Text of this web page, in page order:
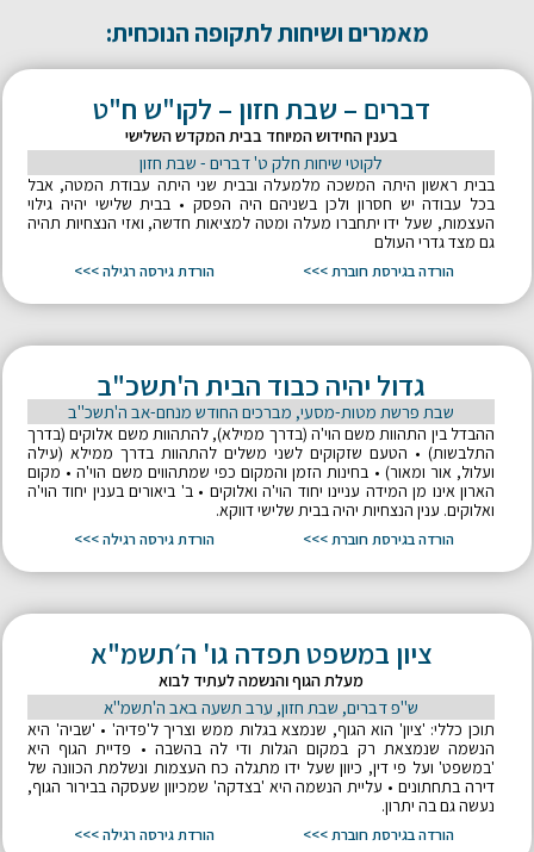
מאמרים ושיחות לתקופה הנוכחית:
דברים – שבת חזון – לקו"ש ח"ט
בענין החידוש המיוחד בבית המקדש השלישי
לקוטי שיחות חלק ט' דברים - שבת חזון
בבית ראשון היתה המשכה מלמעלה ובבית שני היתה עבודת המטה, אבל
בכל עבודה יש חסרון ולכן בשניהם היה הפסק • בבית שלישי יהיה גילוי
העצמות, שעל ידו יתחברו מעלה ומטה למציאות חדשה, ואזי הנצחיות תהיה
גם מצד גדרי העולם
הורדה בגירסת חוברת >>> הורדת גירסה רגילה >>>
גדול יהיה כבוד הבית ה'תשכ"ב
שבת פרשת מטות-מסעי, מברכים החודש מנחם-אב ה'תשכ"ב
ההבדל בין התהוות משם הוי'ה (בדרך ממילא), להתהוות משם אלוקים (בדרך
התלבשות) • הטעם שזקוקים לשני משלים להתהוות בדרך ממילא (עילה
ועלול, אור ומאור) • בחינות הזמן והמקום כפי שמתהווים משם הוי'ה • מקום
הארון אינו מן המידה עניינו יחוד הוי'ה ואלוקים • ב' ביאורים בענין יחוד הוי'ה
ואלוקים. ענין הנצחיות יהיה בבית שלישי דווקא.
הורדה בגירסת חוברת >>> הורדת גירסה רגילה >>>
ציון במשפט תפדה גו' ה׳תשמ"א
מעלת הגוף והנשמה לעתיד לבוא
ש"פ דברים, שבת חזון, ערב תשעה באב ה'תשמ"א
תוכן כללי: 'ציון' הוא הגוף, שנמצא בגלות ממש וצריך ל'פדיה' • 'שביה' היא
הנשמה שנמצאת רק במקום הגלות ודי לה בהשבה • פדיית הגוף היא
'במשפט' ועל פי דין, כיוון שעל ידו מתגלה כח העצמות ונשלמת הכוונה של
דירה בתחתונים • עליית הנשמה היא 'בצדקה' שמכיוון שעסקה בבירור הגוף,
נעשה גם בה יתרון.
הורדה בגירסת חוברת >>> הורדת גירסה רגילה >>>